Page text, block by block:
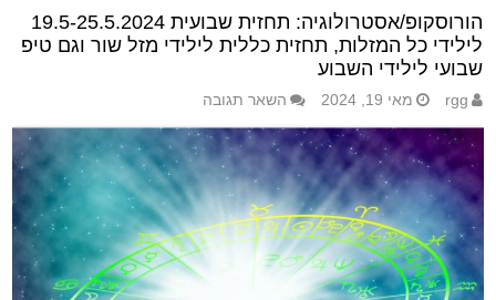
הורוסקופ/אסטרולוגיה: תחזית שבועית 19.5-25.5.2024
לילידי כל המזלות, תחזית כללית לילידי מזל שור וגם טיפ
שבועי לילידי השבוע
rgg מאי 19, 2024 השאר תגובה